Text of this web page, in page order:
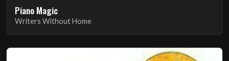
Piano Magic
Writers Without Home